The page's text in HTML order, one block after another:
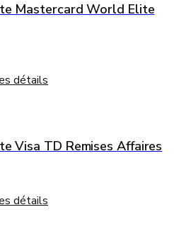
Mastercard World Elite
détails
Visa TD Remises Affaires
détails